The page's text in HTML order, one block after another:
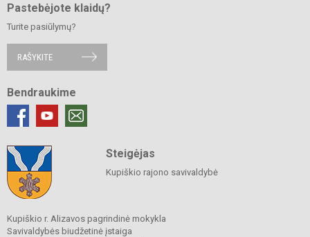
Pastebėjote klaidų?
Turite pasiūlymų?
RAŠYKITE
Bendraukime
Steigėjas
Kupiškio rajono savivaldybė
Kupiškio r. Alizavos pagrindinė mokykla
Savivaldybės biudžetinė įstaiga